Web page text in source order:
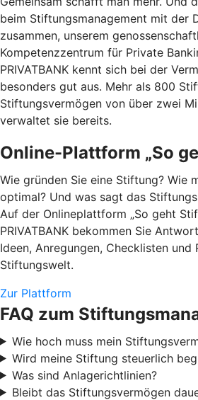
beim Stiftungsmanagement mit der
zusammen, unserem
Kompetenzzentrum für Private
PRIVATBANK kennt sich bei der
besonders gut aus. Mehr als 800
Stiftungsvermögen von über zwei
verwaltet sie bereits.
Online-Plattform „So
Wie gründen Sie eine Stiftung? Wie
optimal? Und was sagt das
Auf der Onlineplattform „So geht
PRIVATBANK bekommen Sie
Ideen, Anregungen, Checklisten
Stiftungswelt.
Zur Plattform
FAQ zum
Wie hoch muss mein
Wird meine Stiftung steuerlich
Was sind Anlagerichtlinien?
Bleibt das Stiftungsvermögen